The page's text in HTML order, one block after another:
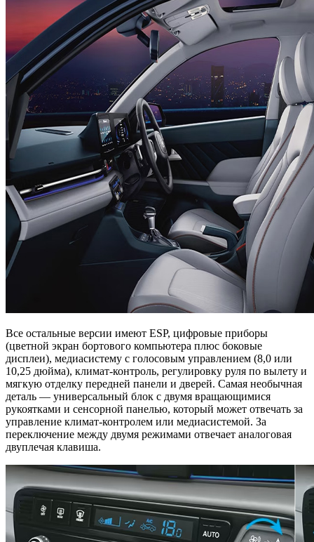
Все остальные версии имеют ESP, цифровые приборы
(цветной экран бортового компьютера плюс боковые
дисплеи), медиасистему с голосовым управлением (8,0 или
10,25 дюйма), климат-контроль, регулировку руля по вылету и
мягкую отделку передней панели и дверей. Самая необычная
деталь — универсальный блок с двумя вращающимися
рукоятками и сенсорной панелью, который может отвечать за
управление климат-контролем или медиасистемой. За
переключение между двумя режимами отвечает аналоговая
двуплечая клавиша.